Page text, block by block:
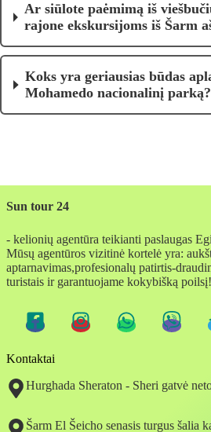
Ar siūlote paėmimą iš
rajone ekskursijoms iš Šarm
Koks yra geriausias būdas
Mohamedo nacionalinį parką?
Sun tour 24
- kelionių agentūra teikianti paslaugas
Mūsų agentūros vizitinė kortelė yra:
aptarnavimas,profesionalų patirtis-
turistais ir garantuojame kokybišką poilsį!
Kontaktai
Hurghada Sheraton - Sheri gatvė
Šarm El Šeicho senasis turgus šalia